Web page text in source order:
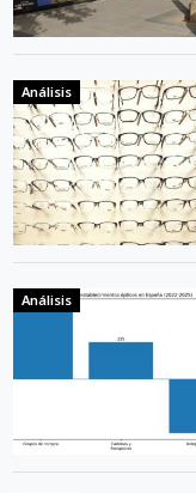
Análisis
Análisis